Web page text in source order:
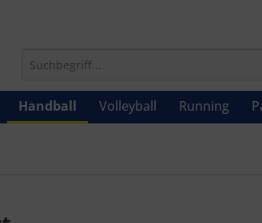
Handball Volleyball Running